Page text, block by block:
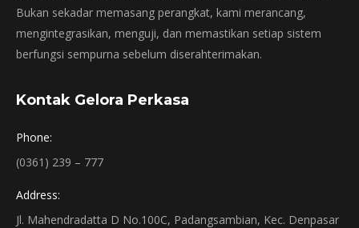
Bukan sekadar memasang perangkat, kami merancang,
mengintegrasikan, menguji, dan memastikan setiap sistem
berfungsi sempurna sebelum diserahterimakan.
Kontak Gelora Perkasa
Phone:
(0361) 239 – 777
Address:
Jl. Mahendradatta D No.100C, Padangsambian, Kec. Denpasar